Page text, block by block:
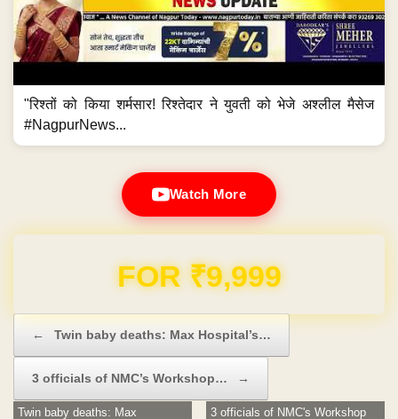
"रिश्तों को किया शर्मसार! रिश्तेदार ने युवती को भेजे अश्लील मैसेज
#NagpurNews...
Watch More
Domain & Hosting FREE for 1 Year
← Twin baby deaths: Max Hospital’s…
3 officials of NMC’s Workshop… →
Twin baby deaths: Max
3 officials of NMC's Workshop